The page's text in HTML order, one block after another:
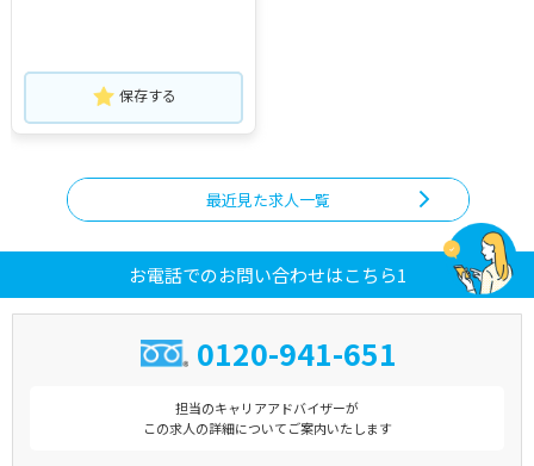
保存する
最近見た求人一覧
お電話でのお問い合わせはこちら1
0120-941-651
担当のキャリアアドバイザーが
この求人の詳細についてご案内いたします